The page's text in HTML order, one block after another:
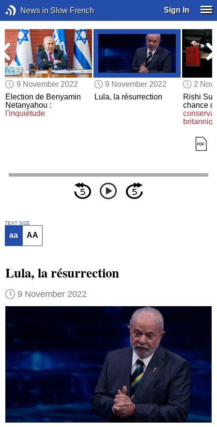
News in Slow French Sign In
9 November 2022
Élection de Benyamin
Netanyahou :
l'inquiétude
9 November 2022
Lula, la résurrection
2
Rishi
chance
TEXT SIZE
aa AA
Lula, la résurrection
9 November 2022